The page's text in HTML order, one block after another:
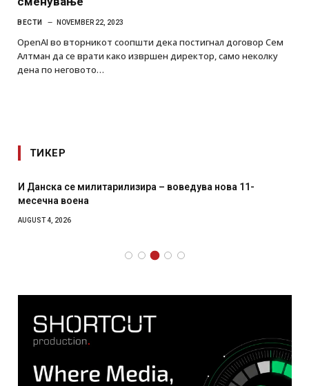
ВЕСТИ NOVEMBER 22, 2023
OpenAI во вторникот соопшти дека постигнал договор Сем
Алтман да се врати како извршен директор, само неколку
дена по неговото…
ТИКЕР
Уште двајца починаа од повредите во ресторан во
главниот град на Русуија – експлозивот бил завиткан